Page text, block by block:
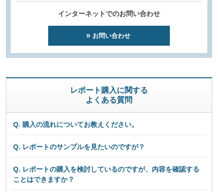
インターネットでのお問い合わせ
お問い合わせ
レポート購入に関する
よくある質問
Q. 購入の流れについてお教えください。
Q. レポートのサンプルを見たいのですが？
Q. レポートの購入を検討しているのですが、内容を確認する
ことはできますか？